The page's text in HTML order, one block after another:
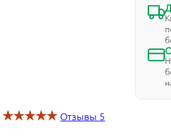
Отзывы 5